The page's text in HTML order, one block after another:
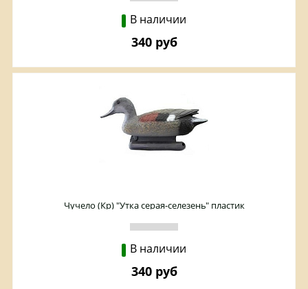
В наличии
340 руб
Чучело (Кр) "Утка серая-селезень" пластик
В наличии
340 руб